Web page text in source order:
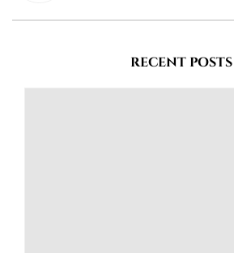
RECENT POSTS